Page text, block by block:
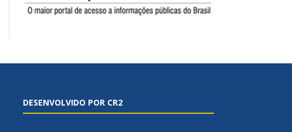
DESENVOLVIDO POR CR2